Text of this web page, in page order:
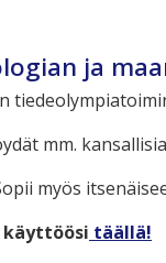
ja
mm.
myös
käyttöösi täällä!